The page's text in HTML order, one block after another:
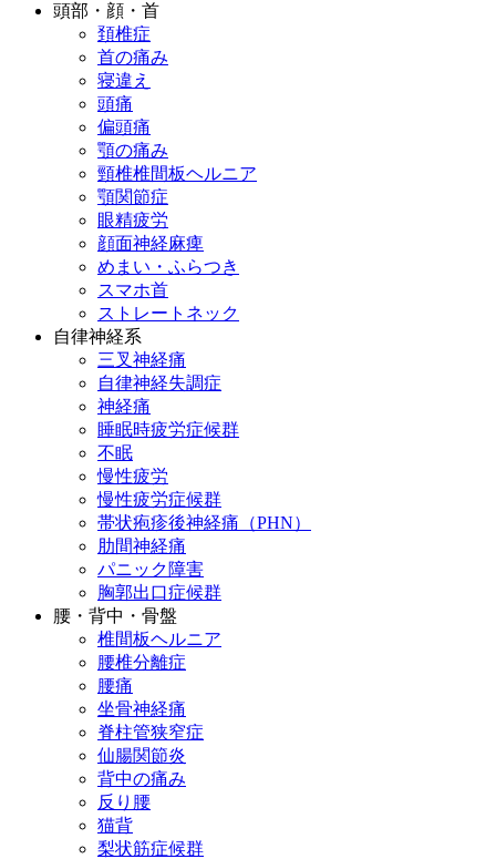
頭部・顔・首
頚椎症
首の痛み
寝違え
頭痛
偏頭痛
顎の痛み
頸椎椎間板ヘルニア
顎関節症
眼精疲労
顔面神経麻痺
めまい・ふらつき
スマホ首
ストレートネック
自律神経系
三叉神経痛
自律神経失調症
神経痛
睡眠時疲労症候群
不眠
慢性疲労
慢性疲労症候群
帯状疱疹後神経痛（PHN）
肋間神経痛
パニック障害
胸郭出口症候群
腰・背中・骨盤
椎間板ヘルニア
腰椎分離症
腰痛
坐骨神経痛
脊柱管狭窄症
仙腸関節炎
背中の痛み
反り腰
猫背
梨状筋症候群